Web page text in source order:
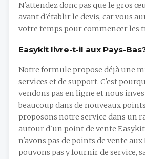
N'attendez donc pas que le gros
avant d'établir le devis, car vous
votre temps pour commencer les
Easykit livre-t-il aux Pays-
Notre formule propose déjà une
services et de support. C'est
vendons pas en ligne et nous
beaucoup dans de nouveaux
proposons notre service dans un
autour d'un point de vente
n'avons pas de points de vente aux
pouvons pas y fournir de service,